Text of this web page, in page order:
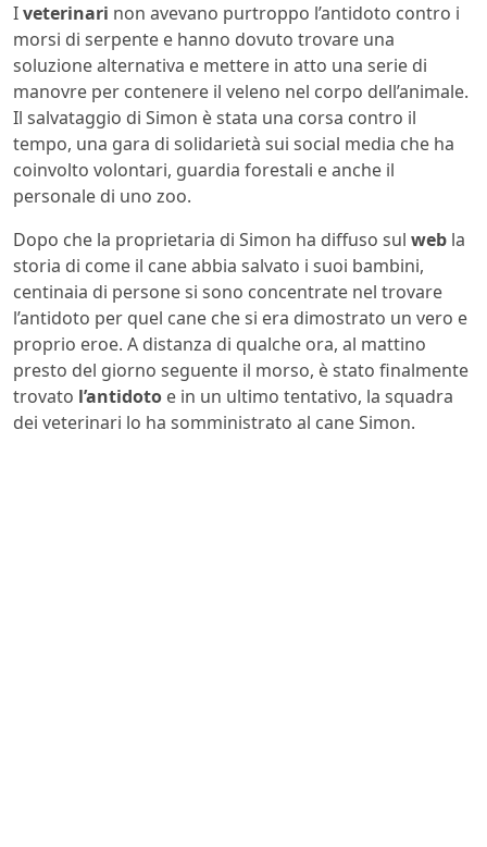
Iveterinari non avevano purtroppo l’antidoto contro i
morsi di serpente e hanno dovuto trovare una
soluzione alternativa e mettere in atto una serie di
manovre per contenere il veleno nel corpo dell’animale.
Il salvataggio di Simon è stata una corsa contro il
tempo, una gara di solidarietà sui social media che ha
coinvolto volontari, guardia forestali e anche il
personale di uno zoo.
Dopo che la proprietaria di Simon ha diffuso sul web la
storia di come il cane abbia salvato i suoi bambini,
centinaia di persone si sono concentrate nel trovare
l’antidoto per quel cane che si era dimostrato un vero e
proprio eroe. A distanza di qualche ora, al mattino
presto del giorno seguente il morso, è stato finalmente
trovato l’antidoto e in un ultimo tentativo, la squadra
dei veterinari lo ha somministrato al cane Simon.